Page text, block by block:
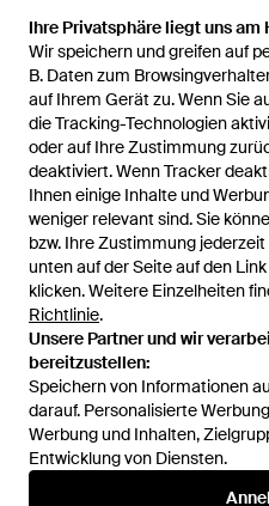
Ihre Privatsphäre liegt uns am
Wir speichern und greifen auf
B. Daten zum
auf Ihrem Gerät zu. Wenn Sie
die Tracking-Technologien
oder auf Ihre Zustimmung
deaktiviert. Wenn Tracker
Ihnen einige Inhalte und
weniger relevant sind. Sie
bzw. Ihre Zustimmung
unten auf der Seite auf den
klicken. Weitere Einzelheiten
Richtlinie.
Unsere Partner und wir
bereitzustellen:
Speichern von Informationen
darauf. Personalisierte
Werbung und Inhalten,
Entwicklung von Diensten.
Ihre Privatsphäre liegt uns am
Wir speichern und greifen auf
B. Daten zum
auf Ihrem Gerät zu. Wenn Sie
die Tracking-Technologien
oder auf Ihre Zustimmung
deaktiviert. Wenn Tracker
Ihnen einige Inhalte und
weniger relevant sind. Sie
bzw. Ihre Zustimmung
unten auf der Seite auf den
klicken. Weitere Einzelheiten
Richtlinie.
Unsere Partner und wir
bereitzustellen:
Speichern von Informationen
darauf. Personalisierte
Werbung und Inhalten,
Entwicklung von Diensten.
53 €
Next
Jeans - Blau
VonABOUT YOU
International